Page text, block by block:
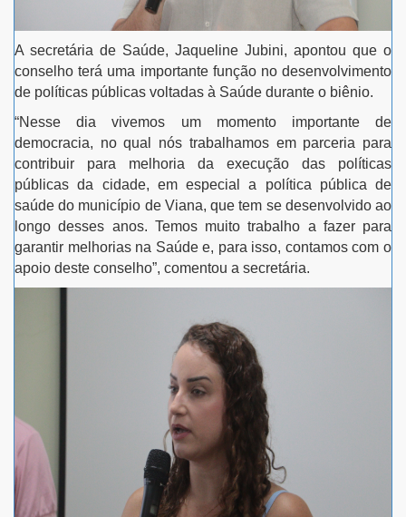
A secretária de Saúde, Jaqueline Jubini, apontou que o
conselho terá uma importante função no desenvolvimento
de políticas públicas voltadas à Saúde durante o biênio.
“Nesse dia vivemos um momento importante de
democracia, no qual nós trabalhamos em parceria para
contribuir para melhoria da execução das políticas
públicas da cidade, em especial a política pública de
saúde do município de Viana, que tem se desenvolvido ao
longo desses anos. Temos muito trabalho a fazer para
garantir melhorias na Saúde e, para isso, contamos com o
apoio deste conselho”, comentou a secretária.